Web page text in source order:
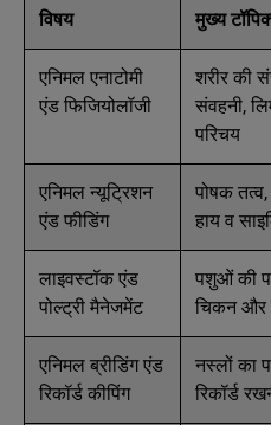
विषय मुख्य
एनिमल एनाटोमी
एंड फिजियोलॉजी
शरीर की
संवहनी,
परिचय
एनिमल न्यूट्रिशन
एंड फीडिंग
पोषक
हाय व
लाइवस्टॉक एंड
पोल्ट्री मैनेजमेंट
पशुओं की
चिकन और
एनिमल ब्रीडिंग एंड
रिकॉर्ड कीपिंग
नस्लों का
रिकॉर्ड